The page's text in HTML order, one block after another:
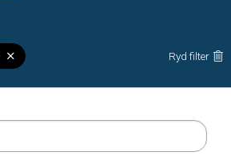
Ryd filter